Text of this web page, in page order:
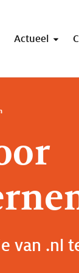
Actueel
van .nl